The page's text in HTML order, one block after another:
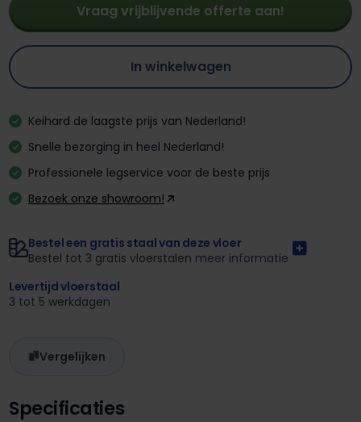
Specificaties
Vraag vrijblijvende offerte aan!
In winkelwagen
Keihard de laagste prijs van Nederland!
Snelle bezorging in heel Nederland!
Professionele legservice voor de beste prijs
Bezoek onze showroom!
Bestel een gratis staal van deze vloer
Bestel tot 3 gratis vloerstalen meer informatie
Levertijd vloerstaal
3 tot 5 werkdagen
Vergelijken